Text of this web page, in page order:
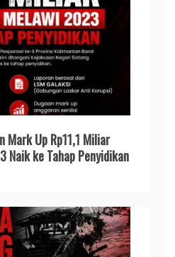
Mark Up Rp11,1 Miliar
Naik ke Tahap Penyidikan